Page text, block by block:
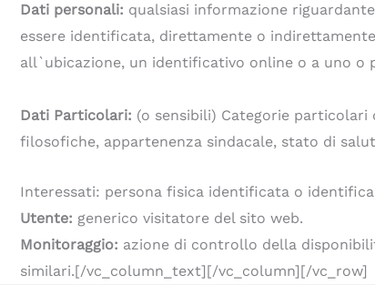
Dati personali: qualsiasi informazione
essere identificata, direttamente o
all`ubicazione, un identificativo online o a uno o
Dati Particolari: (o sensibili) Categorie
filosofiche, appartenenza sindacale, stato di
Interessati: persona fisica identificata o
Utente: generico visitatore del sito web.
Monitoraggio: azione di controllo della
similari.[/vc_column_text][/vc_column][/vc_row]